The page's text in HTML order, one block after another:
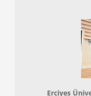
Erciyes